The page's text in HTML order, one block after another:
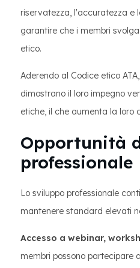
riservatezza, l'accuratezza e
garantire che i membri
etico.
Aderendo al Codice etico
dimostrano il loro impegno
etiche, il che aumenta la loro
Opportunità
professionale
Lo sviluppo professionale
mantenere standard elevati
Accesso a webinar,
membri possono partecipare